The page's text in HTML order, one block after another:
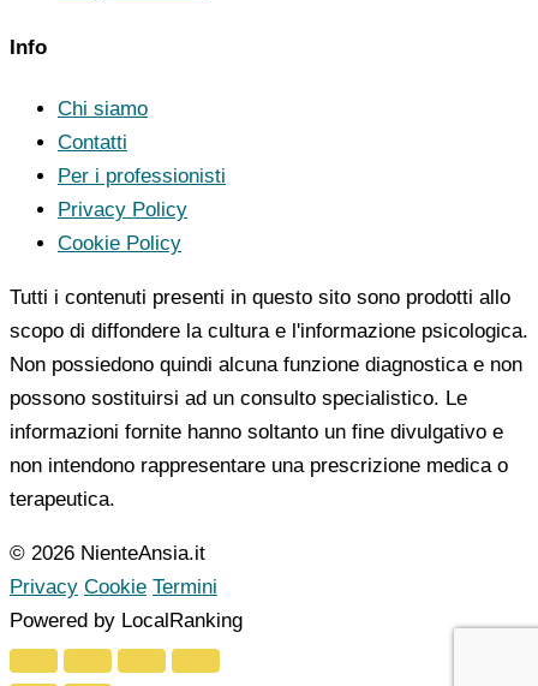
Info
Chi siamo
Contatti
Per i professionisti
Privacy Policy
Cookie Policy
Tutti i contenuti presenti in questo sito sono prodotti allo
scopo di diffondere la cultura e l'informazione psicologica.
Non possiedono quindi alcuna funzione diagnostica e non
possono sostituirsi ad un consulto specialistico. Le
informazioni fornite hanno soltanto un fine divulgativo e
non intendono rappresentare una prescrizione medica o
terapeutica.
© 2026 NienteAnsia.it
Privacy Cookie Termini
Powered by LocalRanking